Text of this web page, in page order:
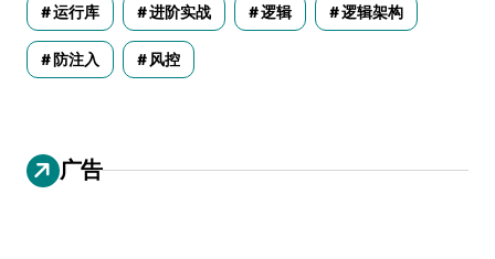
运行库 进阶实战 逻辑 逻辑架构
防注入 风控
广告